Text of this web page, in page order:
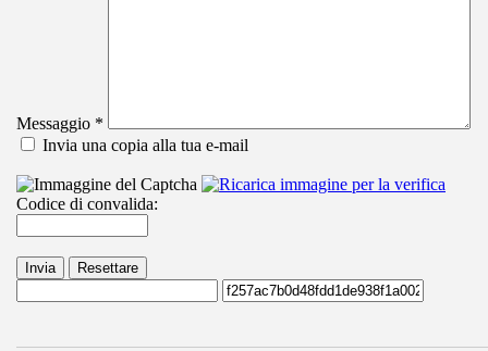
Messaggio *
Invia una copia alla tua e-mail
Codice di convalida:
Invia Resettare